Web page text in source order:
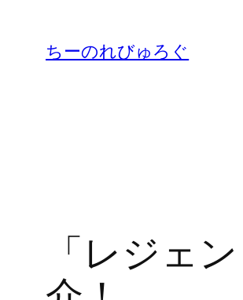
ちーのれびゅろぐ
「レジェ